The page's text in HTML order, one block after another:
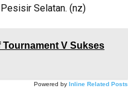
Selatan. (nz)
Tournament V Sukses
Powered by Inline Related Posts